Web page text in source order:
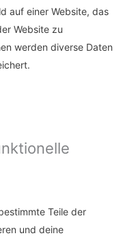
auf einer Website, das
Website zu
werden diverse Daten
Teile der
und deine